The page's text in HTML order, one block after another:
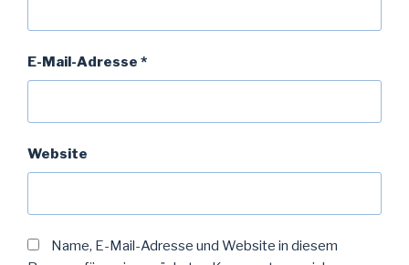
E-Mail-Adresse *
Website
Name, E-Mail-Adresse und Website in diesem